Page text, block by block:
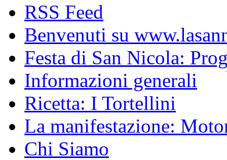
RSS Feed
Benvenuti su
Festa di San Nicola:
Informazioni generali
Ricetta: I Tortellini
La manifestazione:
Chi Siamo